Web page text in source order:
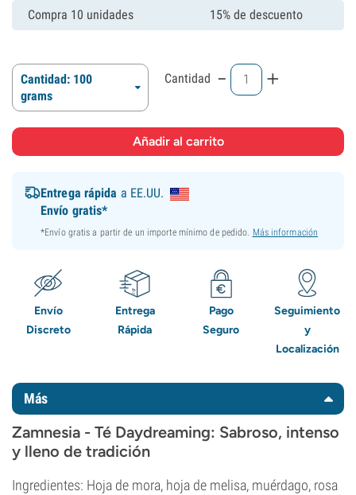
Compra 10 unidades 15% de descuento
Cantidad: 100
grams
Cantidad - +
Entrega rápida a EE.UU.
Envío gratis*
*Envío gratis a partir de un importe mínimo de pedido. Más información
Envío
Discreto
Entrega
Rápida
Pago
Seguro
Seguimiento
y
Localización
Más
Zamnesia - Té Daydreaming: Sabroso, intenso
y lleno de tradición
Ingredientes: Hoja de mora, hoja de melisa, muérdago, rosa